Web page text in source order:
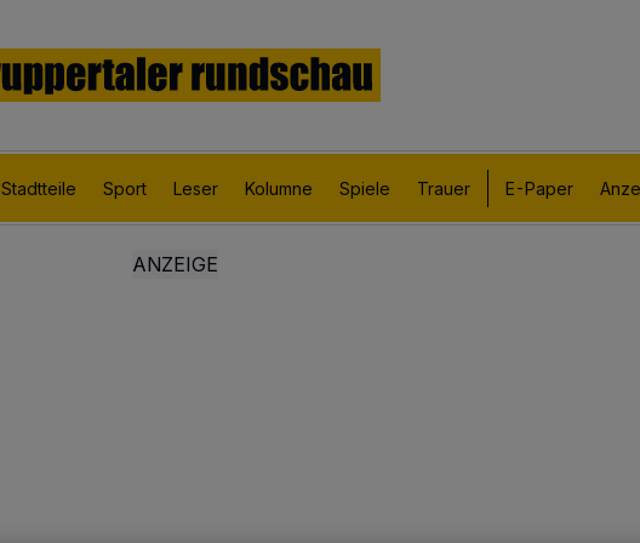
Stadtteile Sport Leser Kolumne Spiele Trauer E-Paper